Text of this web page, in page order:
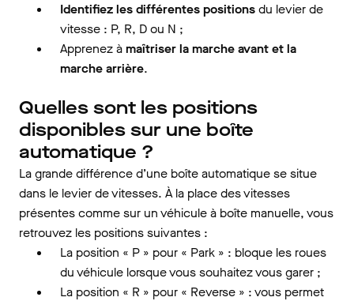
Identifiez les différentes positionsdu levier de
vitesse : P, R, D ou N ;
Apprenez àmaîtriser la marche avant et la
marche arrière.
Quelles sont les positions
disponibles sur une boîte
automatique ?
La grande différence d’une boîte automatique se situe
dans le levier de vitesses. À la place des vitesses
présentes comme sur un véhicule à boîte manuelle, vous
retrouvez les positions suivantes :
La position « P » pour « Park » : bloque les roues
du véhicule lorsque vous souhaitez vous garer ;
La position « R » pour « Reverse » : vous permet